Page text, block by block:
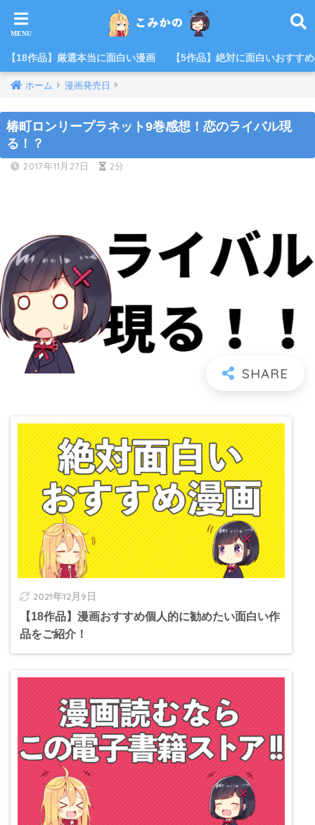
【18作品】厳選本当に面白い漫画 【5作品】絶対に面白いおすす
ホーム 漫画発売日
椿町ロンリープラネット9巻感想！恋のライバル現
る！？
2017年11月27日 2分
2021年12月9日
【18作品】漫画おすすめ個人的に勧めたい面白い作
品をご紹介！